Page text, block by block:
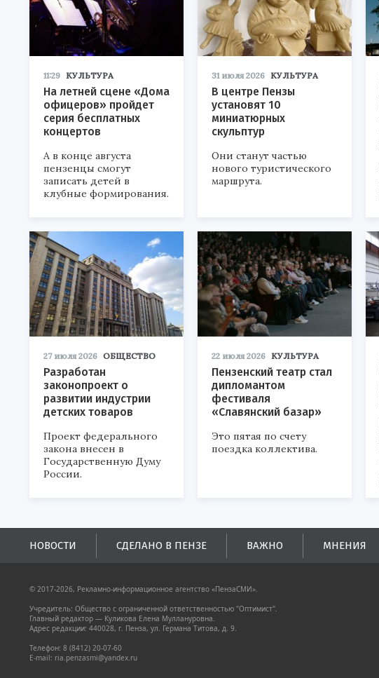
11:29 КУЛЬТУРА
На летней сцене «Дома
офицеров» пройдет
серия бесплатных
концертов
А в конце августа
пензенцы смогут
записать детей в
клубные формирования.
31 июля 2026 КУЛЬТУРА
В центре Пензы
установят 10
миниатюрных
скульптур
Они станут частью
нового туристического
маршрута.
27 июля 2026 ОБЩЕСТВО
Разработан
законопроект о
развитии индустрии
детских товаров
Проект федерального
закона внесен в
Государственную Думу
России.
22 июля 2026 КУЛЬТУРА
Пензенский театр стал
дипломантом
фестиваля
«Славянский базар»
Это пятая по счету
поездка коллектива.
НОВОСТИ СДЕЛАНО В ПЕНЗЕ ВАЖНО МНЕНИЯ
© 2017-2026, Рекламно-информационное агентство «ПензаСМИ».
Учредитель: Общество с ограниченной ответственностью "Оптимист".
Главный редактор — Куликова Елена Муллануровна.
Адрес редакции: 440028, г. Пенза, ул. Германа Титова, д. 9.
Телефон: 8 (8412) 20-07-60
E-mail: ria.penzasmi@yandex.ru